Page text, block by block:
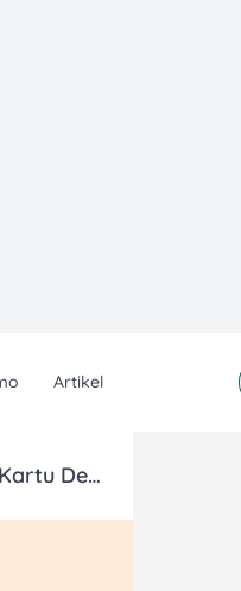
Artikel
Buy 1 Get 1 Free The Premiere di XXI dengan Kartu Debit Jatim Prioritas